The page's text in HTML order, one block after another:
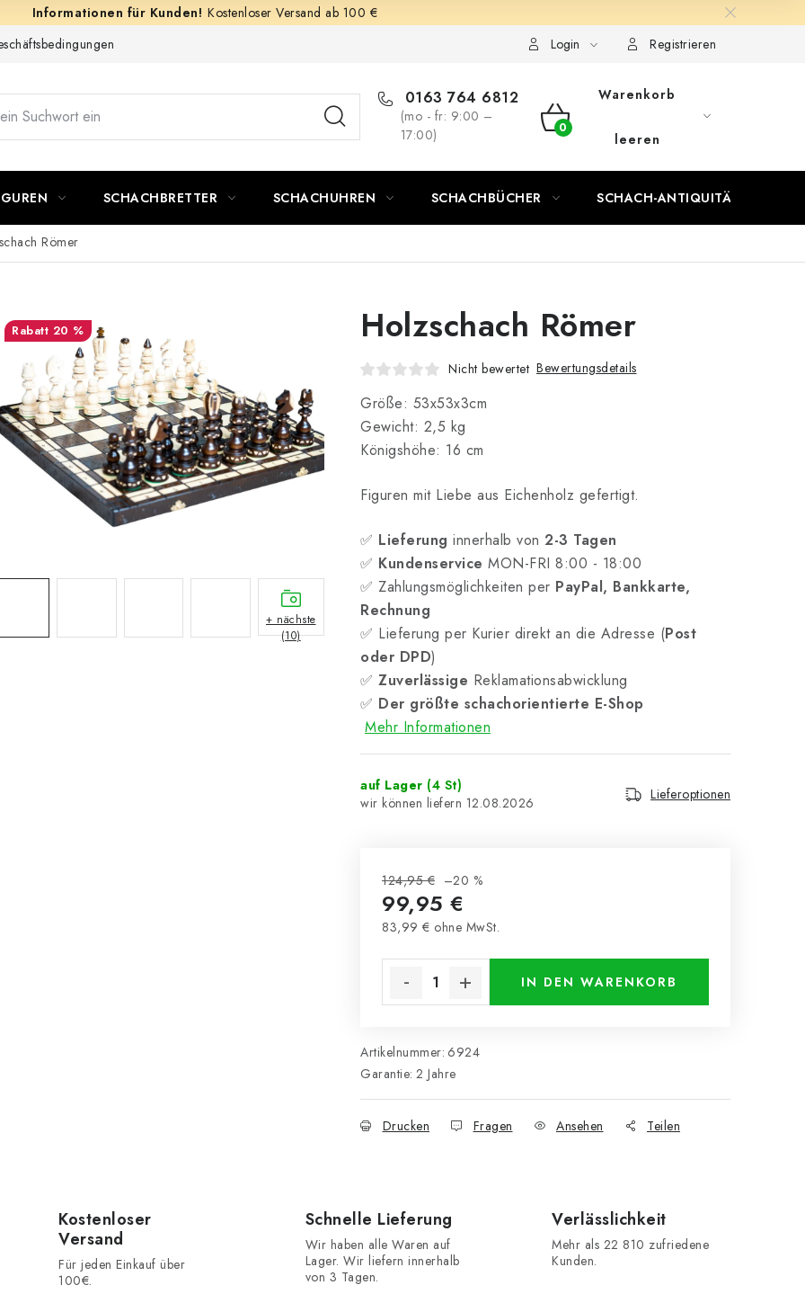
Kostenloser Versand ab 100 €
Login Registrieren
0163 764 6812
(mo - fr: 9:00 –
17:00)
WARENKORB
Warenkorb
leeren
SCHACHBRETTER SCHACHUHREN SCHACHBÜCHER SCHACH-ANTIQUITÄTENLADEN
Römer
Holzschach Römer
Nicht bewertet Bewertungsdetails
Größe: 53x53x3cm
Gewicht: 2,5 kg
Königshöhe: 16 cm
Figuren mit Liebe aus Eichenholz gefertigt.
✅ Lieferung innerhalb von 2-3 Tagen
✅ Kundenservice MON-FRI 8:00 - 18:00
✅ Zahlungsmöglichkeiten per PayPal, Bankkarte,
Rechnung
✅ Lieferung per Kurier direkt an die Adresse (Post
oder DPD)
✅ Zuverlässige Reklamationsabwicklung
✅ Der größte schachorientierte E-Shop
Mehr Informationen
auf Lager (4 St)
12.08.2026
Lieferoptionen
124,95 € –20 %
99,95 €
83,99 € ohne MwSt.
IN DEN WARENKORB
Artikelnummer: 6924
Garantie: 2 Jahre
Drucken Fragen Ansehen Teilen
20 %
+ nächste
(10)
Kostenloser
Versand
Für jeden Einkauf über
100€.
Schnelle Lieferung
Wir haben alle Waren auf
Lager. Wir liefern innerhalb
von 3 Tagen.
Verlässlichkeit
Mehr als 22 810 zufriedene
Kunden.